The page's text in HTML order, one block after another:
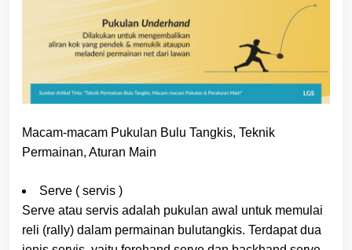
Macam-macam Pukulan Bulu Tangkis, Teknik
Permainan, Aturan Main
Serve ( servis )
Serve atau servis adalah pukulan awal untuk memulai
reli (rally) dalam permainan bulutangkis. Terdapat dua